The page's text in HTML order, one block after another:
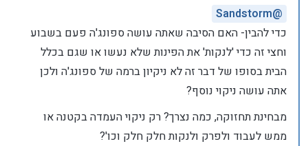
@
Sandstorm
כדי להבין- האם הסיבה שאתה עושה ספונג'ה פעם בשבוע
וחצי זה כדי 'לנקות' את הפינות שלא נעשו או שגם בכלל
הבית בסופו של דבר זה לא ניקיון ברמה של ספונג'ה ולכן
אתה עושה ניקוי נוסף?
מבחינת תחזוקה, כמה נצרך? רק ניקוי העמדה בקטנה או
ממש לעבוד ולפרק ולנקות חלק חלק וכו'?